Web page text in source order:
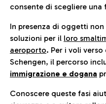
consente di scegliere
In presenza di oggetti
soluzioni per il loro
aeroporto. Per i voli
Schengen, il percorso
immigrazione e dogana
Conoscere queste fasi